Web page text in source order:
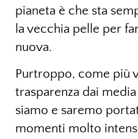
pianeta è che sta
la vecchia pelle per
nuova.
Purtroppo, come più
trasparenza dai
siamo e saremo
momenti molto